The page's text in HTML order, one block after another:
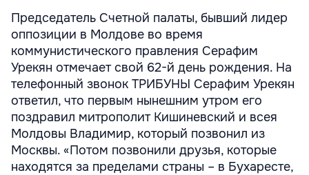
Председатель Счетной палаты, бывший лидер
оппозиции в Молдове во время
коммунистического правления Серафим
Урекян отмечает свой 62-й день рождения. На
телефонный звонок ТРИБУНЫ Серафим Урекян
ответил, что первым нынешним утром его
поздравил митрополит Кишиневский и всея
Молдовы Владимир, который позвонил из
Москвы. «Потом позвонили друзья, которые
находятся за пределами страны – в Бухаресте,